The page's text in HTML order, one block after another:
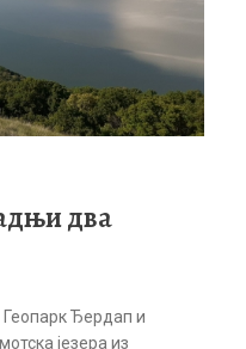
два
Ђердап и
језера из